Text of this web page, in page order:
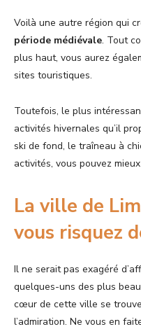
Voilà une autre région qui
période médiévale. Tout
plus haut, vous aurez
sites touristiques.
Toutefois, le plus
activités hivernales qu’il
ski de fond, le traîneau à
activités, vous pouvez
La ville de
vous risquez
Il ne serait pas exagéré
quelques-uns des plus
cœur de cette ville se
l’admiration. Ne vous en